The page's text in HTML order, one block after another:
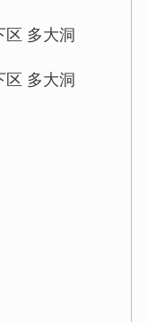
区 多大洞
区 多大洞